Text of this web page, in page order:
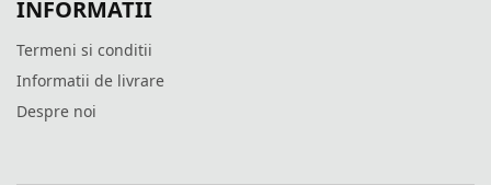
INFORMATII
Termeni si conditii
Informatii de livrare
Despre noi